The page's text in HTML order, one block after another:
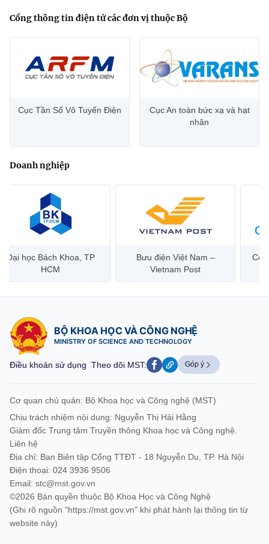
Cổng thông tin điện tử các đơn vị thuộc Bộ
Cục Tần Số Vô Tuyến Điện
Cục An toàn bức xạ và hạt
nhân
Doanh nghiệp
Đại học Bách Khoa, TP
HCM
Bưu điện Việt Nam –
Vietnam Post
BỘ KHOA HỌC VÀ CÔNG NGHỆ
MINISTRY OF SCIENCE AND TECHNOLOGY
Điều khoản sử dụng Theo dõi MST: Góp ý
Cơ quan chủ quản: Bộ Khoa học và Công nghệ (MST)
Chịu trách nhiệm nội dung: Nguyễn Thị Hải Hằng
Giám đốc Trung tâm Truyền thông Khoa học và Công nghệ.
Liên hệ
Địa chỉ: Ban Biên tập Cổng TTĐT - 18 Nguyễn Du, TP. Hà Nội
Điện thoại: 024 3936 9506
Email: stc@mst.gov.vn
©2026 Bản quyền thuộc Bộ Khoa Học và Công Nghệ
(Ghi rõ nguồn "https://mst.gov.vn" khi phát hành lại thông tin từ
website này)